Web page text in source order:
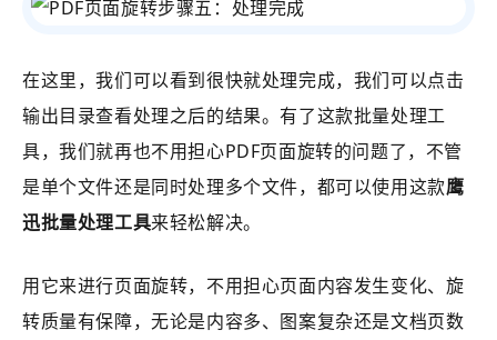
在这里，我们可以看到很快就处理完成，我们可以点击
输出目录查看处理之后的结果。有了这款批量处理工
具，我们就再也不用担心PDF页面旋转的问题了，不管
是单个文件还是同时处理多个文件，都可以使用这款鹰
迅批量处理工具来轻松解决。
用它来进行页面旋转，不用担心页面内容发生变化、旋
转质量有保障，无论是内容多、图案复杂还是文档页数